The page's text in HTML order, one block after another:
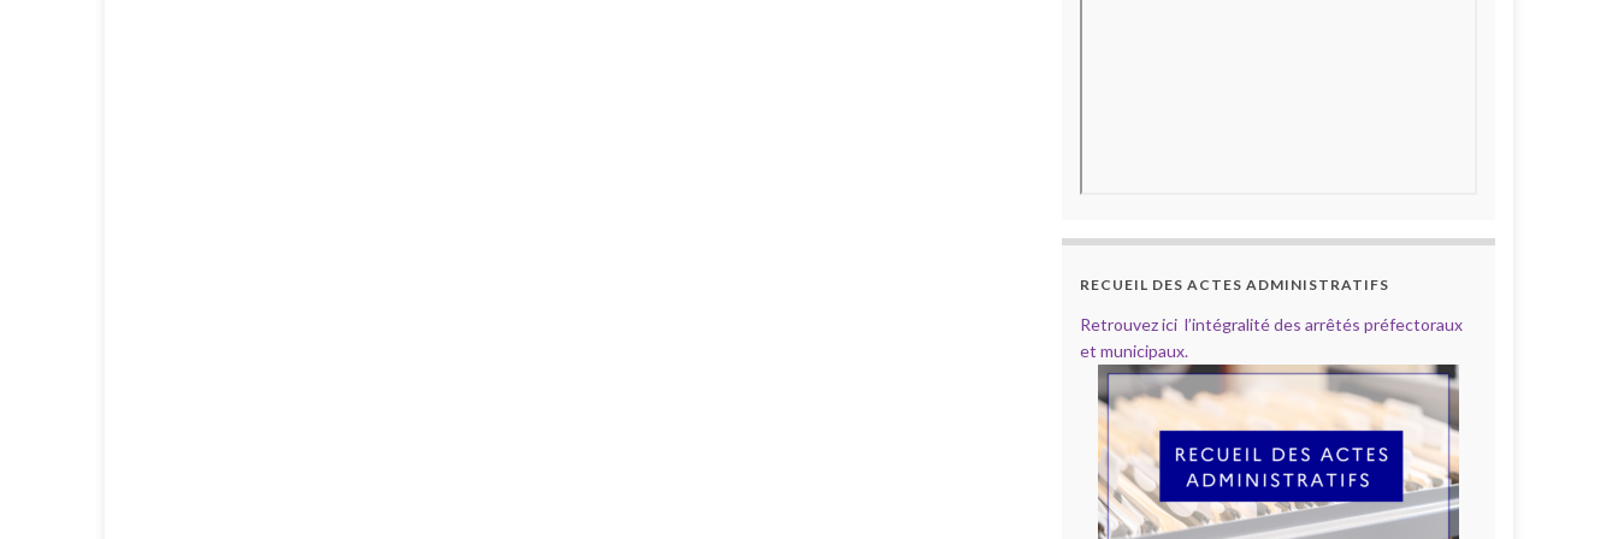
RECUEIL DES ACTES ADMINISTRATIFS
Retrouvez ici l’intégralité des arrêtés préfectoraux
et municipaux.